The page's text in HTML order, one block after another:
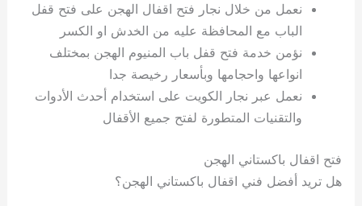
نعمل من خلال نجار فتح اقفال الهجن على فتح قفل
الباب مع المحافظة عليه من الخدش او الكسر
نؤمن خدمة فتح قفل باب المنيوم الهجن بمختلف
انواعها واحجامها وبأسعار رخيصة جدا
نعمل عبر نجار الكويت على استخدام أحدث الأدوات
والتقنيات المتطورة لفتح جميع الأقفال
فتح اقفال باكستاني الهجن
هل تريد أفضل فني اقفال باكستاني الهجن؟